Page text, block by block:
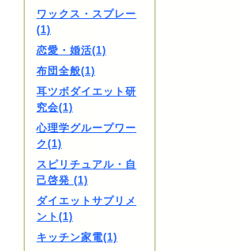
ワックス・スプレー
(1)
恋愛・婚活(1)
布団全般(1)
耳ツボダイエット研
究会(1)
心理学グループワー
ク(1)
スピリチュアル・自
己啓発 (1)
ダイエットサプリメ
ント(1)
キッチン家電(1)